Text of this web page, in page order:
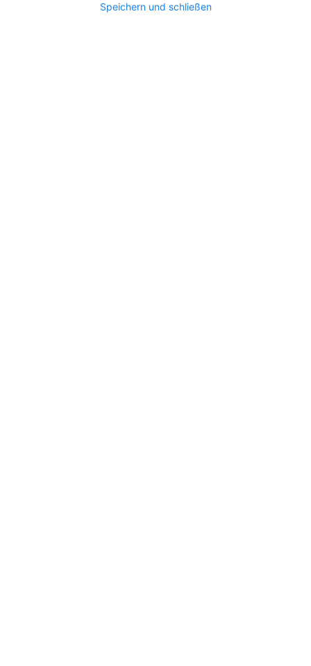
Speichern und schließen